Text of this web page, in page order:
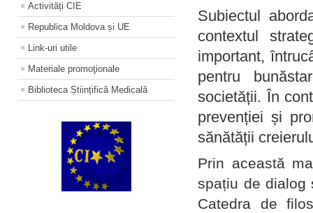
Activități CIE
Republica Moldova și UE
Link-uri utile
Materiale promoţionale
Biblioteca Științifică Medicală
Subiectul
contextul
important,
pentru
societății. În
prevenției și
sănătății
Prin această
spațiu de dialog
Catedra de